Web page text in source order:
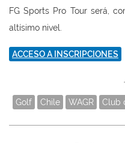
FG Sports Pro Tour será,
altísimo nivel.
ACCESO A INSCRIPCIONES
Golf
Chile WAGR Club